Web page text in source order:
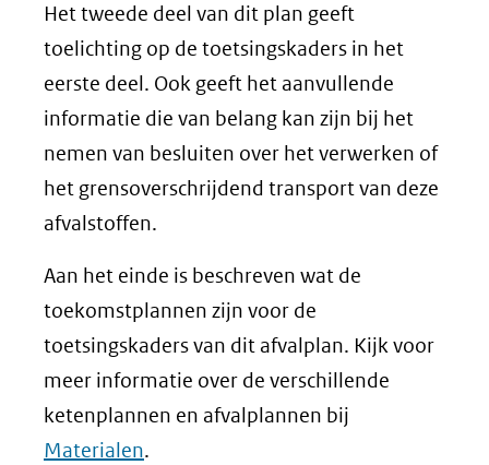
Het tweede deel van dit plan geeft
toelichting op de toetsingskaders in het
eerste deel. Ook geeft het aanvullende
informatie die van belang kan zijn bij het
nemen van besluiten over het verwerken of
het grensoverschrijdend transport van deze
afvalstoffen.
Aan het einde is beschreven wat de
toekomstplannen zijn voor de
toetsingskaders van dit afvalplan. Kijk voor
meer informatie over de verschillende
ketenplannen en afvalplannen bij
Materialen.